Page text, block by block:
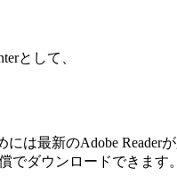
として、
は最新のAdobe Reader
でダウンロードできます。